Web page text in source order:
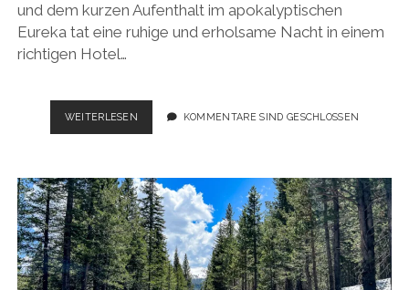
und dem kurzen Aufenthalt im apokalyptischen
Eureka tat eine ruhige und erholsame Nacht in einem
richtigen Hotel…
WEITERLESEN
ROADTRIP
UND
QUER
DURCH
OREGON.
KOMMENTARE SIND GESCHLOSSEN